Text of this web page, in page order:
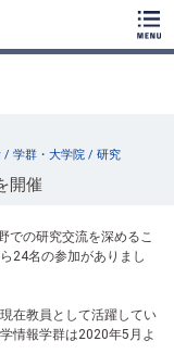
/ 学群・大学院 / 研究
開催
での研究交流を深めるこ
24名の参加がありまし
在教員として活躍してい
情報学群は2020年5月よ